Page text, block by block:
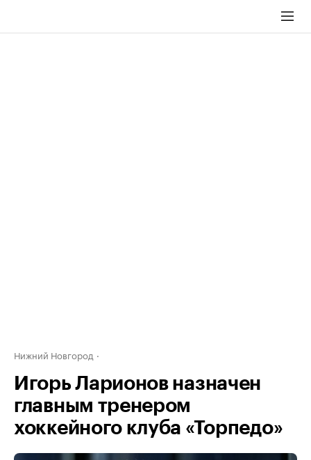
Нижний Новгород
Игорь Ларионов назначен
главным тренером
хоккейного клуба «Торпедо»